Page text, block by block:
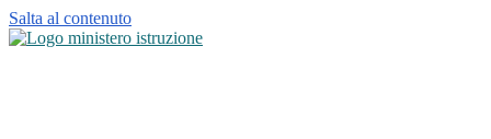
Salta al contenuto